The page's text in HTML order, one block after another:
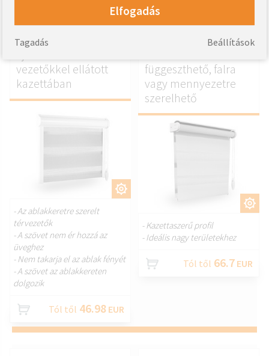
MICRO S nappali és
vezetőkkel ellátott
kazettában
- Az ablakkeretre szerelt
térvezetők
- A szövet nem ér hozzá az
üveghez
- Nem takarja el az ablak fényét
- A szövet az ablakkereten
dolgozik
Tól től 46.98 EUR
MGS éjjel-nappali roló
függeszthető, falra
vagy mennyezetre
szerelhető
- Kazettaszerű profil
- Ideális nagy területekhez
Tól től 66.7 EUR
Elfogadás
Beállítások
Tagadás